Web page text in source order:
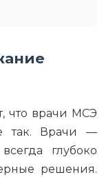
что врачи МСЭ
так. Врачи —
глубоко
решения.